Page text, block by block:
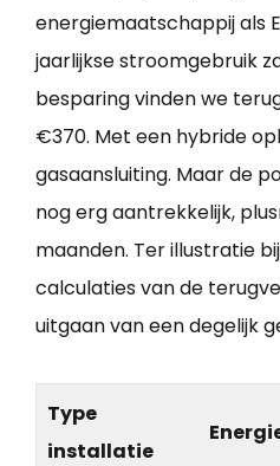
energiemaatschappij als
jaarlijkse stroomgebruik
besparing vinden we
€370. Met een hybride
gasaansluiting. Maar de
nog erg aantrekkelijk,
maanden. Ter illustratie
calculaties van de
uitgaan van een degelijk
Type
installatie